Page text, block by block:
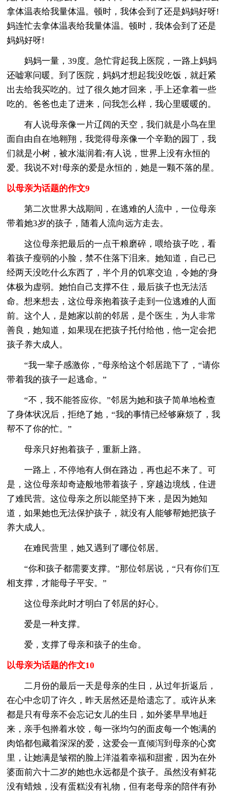
拿体温表给我量体温。顿时，我体会到了还是妈妈好呀!
妈连忙去拿体温表给我量体温。顿时，我体会到了还是
妈妈好呀!
妈妈一量，39度。急忙背起我上医院，一路上妈妈
还嘘寒问暖。到了医院，妈妈才想起我没吃饭，就赶紧
出去给我买吃的。过了很久她才回来，手上还拿着一些
吃的。爸爸也走了进来，问我怎么样，我心里暖暖的。
有人说母亲像一片辽阔的天空，我们就是小鸟在里
面自由自在地翱翔，我觉得母亲像一个辛勤的园丁，我
们就是小树，被水滋润着;有人说，世界上没有永恒的
爱。我说不对!母亲的爱是永恒的，她是一颗不落的星。
以母亲为话题的作文9
第二次世界大战期间，在逃难的人流中，一位母亲
带着她3岁的孩子，随着人流向远方走去。
这位母亲把最后的一点干粮磨碎，喂给孩子吃，看
着孩子瘦弱的小脸，禁不住落下泪来。她知道，自己已
经两天没吃什么东西了，半个月的饥寒交迫，令她的'身
体极为虚弱。她怕自己支撑不住，最后孩子也无法活
命。想来想去，这位母亲抱着孩子走到一位逃难的人面
前。这个人，是她家以前的邻居，是个医生，为人非常
善良，她知道，如果现在把孩子托付给他，他一定会把
孩子养大成人。
“我一辈子感激你，”母亲给这个邻居跪下了，“请你
带着我的孩子一起逃命。”
“不，我不能答应你。”邻居为她和孩子简单地检查
了身体状况后，拒绝了她，“我的事情已经够麻烦了，我
帮不了你的忙。”
母亲只好抱着孩子，重新上路。
一路上，不停地有人倒在路边，再也起不来了。可
是，这位母亲却奇迹般地带着孩子，穿越边境线，住进
了难民营。这位母亲之所以能坚持下来，是因为她知
道，如果她也无法保护孩子，就没有人能够帮她把孩子
养大成人。
在难民营里，她又遇到了哪位邻居。
“你和孩子都需要支撑。”那位邻居说，“只有你们互
相支撑，才能母子平安。”
这位母亲此时才明白了邻居的好心。
爱是一种支撑。
爱，支撑了母亲和孩子的生命。
以母亲为话题的作文10
二月份的最后一天是母亲的生日，从过年折返后，
在心中念叨了许久，昨天居然还是给遗忘了。或许从来
都是只有母亲不会忘记女儿的生日，如外婆早早地赶
来，亲手包擀着水饺，每一张均匀的面皮每一个饱满的
肉馅都包藏着深深的爱，这爱会一直倾泻到母亲的心窝
里，让她满是皱褶的脸上洋溢着幸福和甜蜜，因为在外
婆面前六十二岁的她也永远都是个孩子。虽然没有鲜花
没有蜡烛，没有蛋糕没有礼物，但有老母亲的陪伴有孙